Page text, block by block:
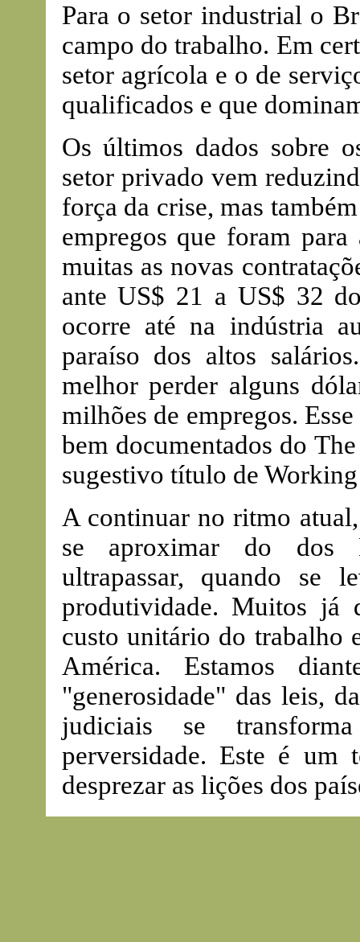
Para o setor industrial o
campo do trabalho. Em
setor agrícola e o de
qualificados e que
Os últimos dados sobre
setor privado vem
força da crise, mas
empregos que foram
muitas as novas
ante US$ 21 a US$ 32
ocorre até na indústria
paraíso dos altos
melhor perder alguns
milhões de empregos.
bem documentados do
sugestivo título de
A continuar no ritmo
se aproximar do dos
ultrapassar, quando se
produtividade. Muitos já
custo unitário do trabalho
América. Estamos
"generosidade" das leis,
judiciais se
perversidade. Este é um
desprezar as lições dos